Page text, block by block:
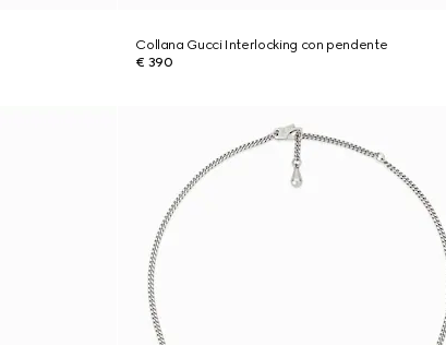
Collana Gucci Interlocking con pendente
€ 390